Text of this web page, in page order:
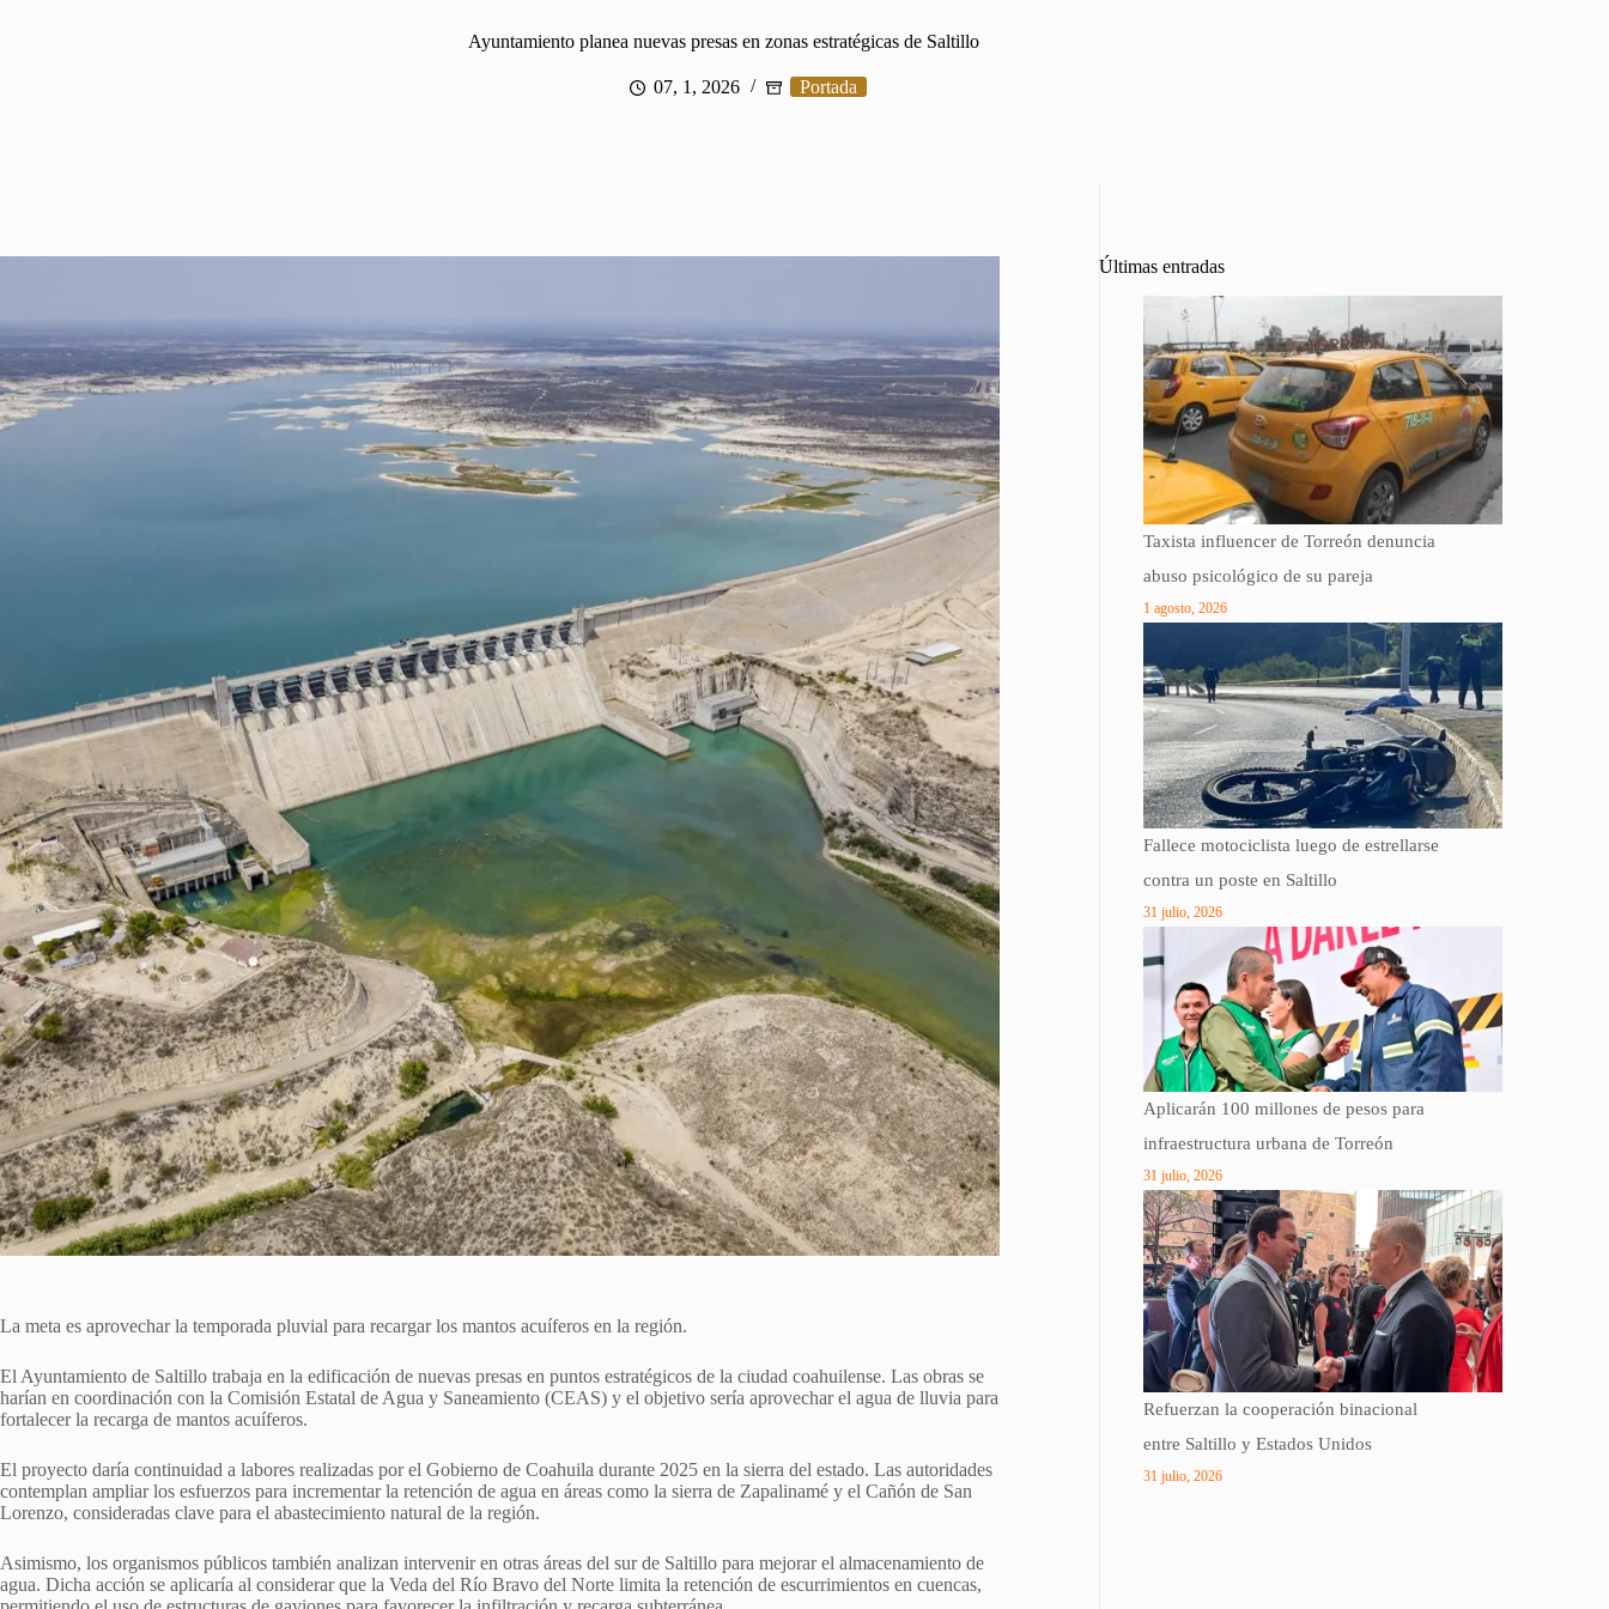
Ayuntamiento planea nuevas presas en zonas estratégicas de Saltillo
07, 1, 2026 Portada
La meta es aprovechar la temporada pluvial para recargar los mantos acuíferos en la región.
El Ayuntamiento de Saltillo trabaja en la edificación de nuevas presas en puntos estratégicos de la ciudad coahuilense. Las obras se
harían en coordinación con la Comisión Estatal de Agua y Saneamiento (CEAS) y el objetivo sería aprovechar el agua de lluvia para
fortalecer la recarga de mantos acuíferos.
El proyecto daría continuidad a labores realizadas por el Gobierno de Coahuila durante 2025 en la sierra del estado. Las autoridades
contemplan ampliar los esfuerzos para incrementar la retención de agua en áreas como la sierra de Zapalinamé y el Cañón de San
Lorenzo, consideradas clave para el abastecimiento natural de la región.
Asimismo, los organismos públicos también analizan intervenir en otras áreas del sur de Saltillo para mejorar el almacenamiento de
agua. Dicha acción se aplicaría al considerar que la Veda del Río Bravo del Norte limita la retención de escurrimientos en cuencas,
Últimas entradas
Taxista influencer de Torreón denuncia
abuso psicológico de su pareja
1 agosto, 2026
Fallece motociclista luego de estrellarse
contra un poste en Saltillo
31 julio, 2026
Aplicarán 100 millones de pesos para
infraestructura urbana de Torreón
31 julio, 2026
Refuerzan la cooperación binacional
entre Saltillo y Estados Unidos
31 julio, 2026